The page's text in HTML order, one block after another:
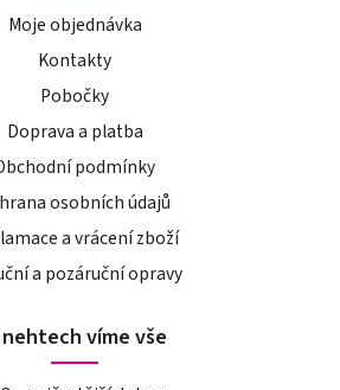
Moje objednávka
Kontakty
Pobočky
Doprava a platba
podmínky
osobních údajů
a vrácení zboží
a pozáruční opravy
nehtech víme vše